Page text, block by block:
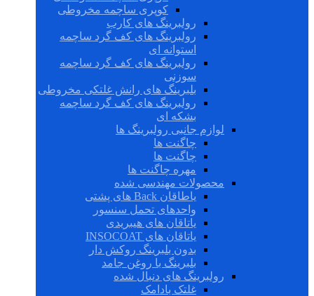
کوپری ساچمه مخروطی
رولبرینگ های کارب
رولبرینگ های کف گرد ساچمه
استوانه ای
رولبرینگ های کف گرد ساچمه
سوزنی
بلبرینگ های رانش غلتکی مخروطی
رولبرینگ های کف گرد ساچمه
بشکه ای
لوازم جانبی رولبرینگ ها
چاگنت ها
چاگنت ها
مهره چاگنت ها
محصولات مهندسی شده
یاطاقان Back های پشتی
واحدهای تحمل سنسور
یاتاقان های هیبریدی
یاتاقان های INSOCOAT
بدون بلبرینگ روکش دار
بلبرینگ با روغن جامد
رولبرینگ های دنبال شده
غلتک بادامک